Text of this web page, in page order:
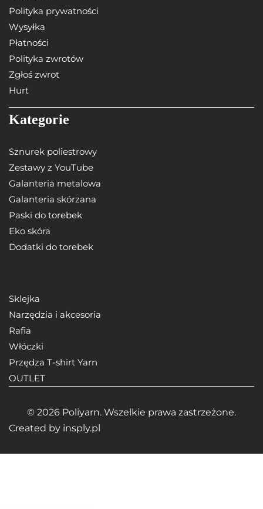
Polityka prywatności
Wysyłka
Płatności
Polityka zwrotów
Zgłoś zwrot
Hurt
Kategorie
Sznurek poliestrowy
Zestawy z YouTube
Galanteria metalowa
Galanteria skórzana
Paski do torebek
Eko skóra
Dodatki do torebek
Sklejka
Narzędzia i akcesoria
Rafia
Włóczki
Przędza T-shirt Yarn
OUTLET
© 2026 Poliyarn. Wszelkie prawa zastrzeżone.
Created by insply.pl